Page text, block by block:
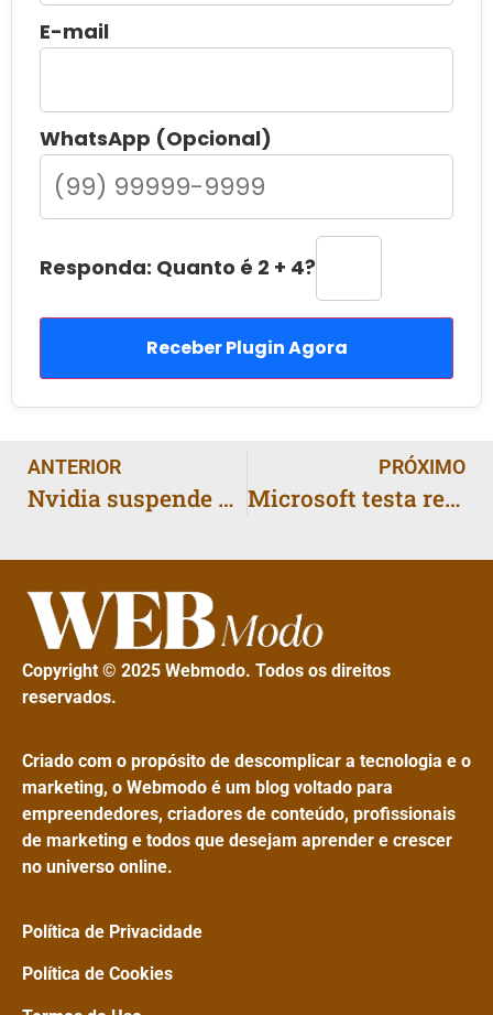
E-mail
WhatsApp (Opcional)
Responda: Quanto é 2 + 4?
Receber Plugin Agora
ANTERIOR
Nvidia suspende produção do chip de IA H20 após alerta do governo chinês
PRÓXIMO
Microsoft testa recurso do Windows 11 que permite retomar apps Android no PC
Copyright © 2025 Webmodo. Todos os direitos
reservados.
Criado com o propósito de descomplicar a tecnologia e o
marketing, o Webmodo é um blog voltado para
empreendedores, criadores de conteúdo, profissionais
de marketing e todos que desejam aprender e crescer
no universo online.
Política de Privacidade
Política de Cookies